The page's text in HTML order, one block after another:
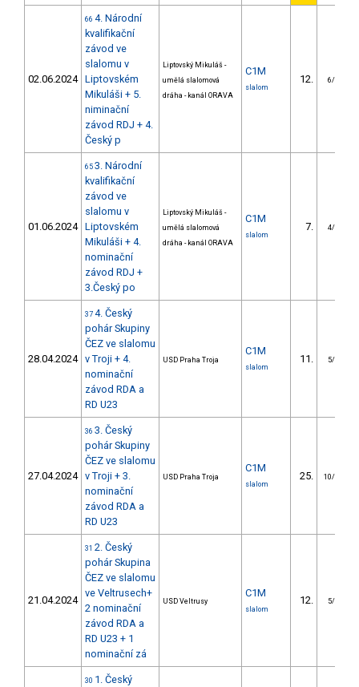
02.06.2024
66 4. Národní
kvalifikační
závod ve
slalomu v
Liptovském
Mikuláši + 5.
niminační
závod RDJ + 4.
Český p
Liptovský Mikuláš -
umělá slalomová
dráha - kanál ORAVA
C1M
slalom
12. 6/U23
01.06.2024
65 3. Národní
kvalifikační
závod ve
slalomu v
Liptovském
Mikuláši + 4.
nominační
závod RDJ +
3.Český po
Liptovský Mikuláš -
umělá slalomová
dráha - kanál ORAVA
C1M
slalom
7. 4/U23
28.04.2024
37 4. Český
pohár Skupiny
ČEZ ve slalomu
v Troji + 4.
nominační
závod RDA a
RD U23
USD Praha Troja
C1M
slalom
11. 5/U23
27.04.2024
36 3. Český
pohár Skupiny
ČEZ ve slalomu
v Troji + 3.
nominační
závod RDA a
RD U23
USD Praha Troja
C1M
slalom
25. 10/U23
21.04.2024
31 2. Český
pohár Skupina
ČEZ ve slalomu
ve Veltrusech+
2 nominační
závod RDA a
RD U23 + 1
nominační zá
USD Veltrusy
C1M
slalom
12. 5/U23
30 1. Český